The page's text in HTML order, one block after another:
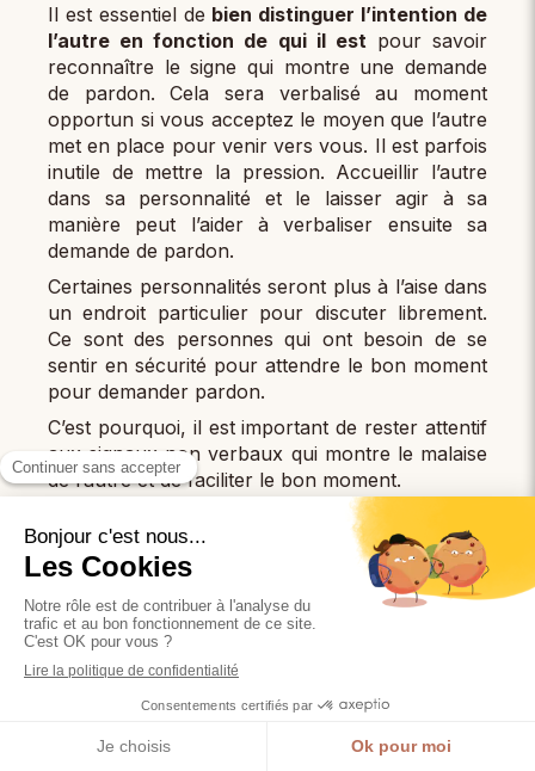
Il est essentiel de bien distinguer l’intention de
l’autre en fonction de qui il est pour savoir
reconnaître le signe qui montre une demande
de pardon. Cela sera verbalisé au moment
opportun si vous acceptez le moyen que l’autre
met en place pour venir vers vous. Il est parfois
inutile de mettre la pression. Accueillir l’autre
dans sa personnalité et le laisser agir à sa
manière peut l’aider à verbaliser ensuite sa
demande de pardon.
Certaines personnalités seront plus à l’aise dans
un endroit particulier pour discuter librement.
Ce sont des personnes qui ont besoin de se
sentir en sécurité pour attendre le bon moment
pour demander pardon.
C’est pourquoi, il est important de rester attentif
aux signaux non verbaux qui montre le malaise
de l’autre et de faciliter le bon moment.
La compréhension approfondie des
personnalités rend la demande de pardon plus
facile et renforce les liens interpersonnels en
montrant votre considération envers l’autre.
Conclusion : embrasser le pouvoir
transformateur du pardon dans nos